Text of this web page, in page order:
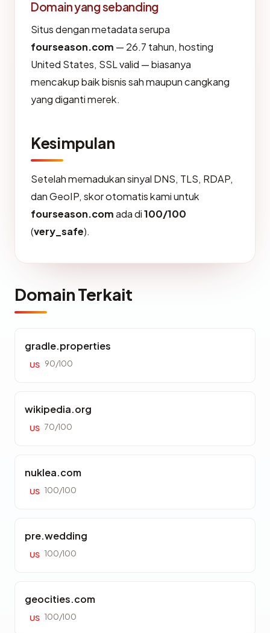
Domain yang sebanding
Situs dengan metadata serupa
fourseason.com — 26.7 tahun, hosting
United States, SSL valid — biasanya
mencakup baik bisnis sah maupun cangkang
yang diganti merek.
Kesimpulan
Setelah memadukan sinyal DNS, TLS, RDAP,
dan GeoIP, skor otomatis kami untuk
fourseason.comada di100/100
(very_safe).
Domain Terkait
gradle.properties
US 90/100
wikipedia.org
US 70/100
nuklea.com
US 100/100
pre.wedding
US 100/100
geocities.com
US 100/100